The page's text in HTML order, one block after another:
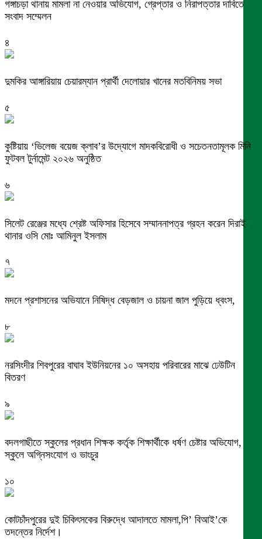
গঙ্গাচড়া থানায় মামলা না নেওয়ার অভিযোগ, গ্রেপ্তার ও নিরাপত্তার দাবিতে
সংবাদ সম্মেলন
৪
দুমকির আঙ্গারিয়ায় চেয়ারম্যান প্রার্থী দেলোয়ার খানের মতবিনিময় সভা
৫
কুষ্টিয়ায় ‘ভিলেজ বয়েজ ক্লাব’র উদ্যোগে মাদকবিরোধী ও সচেতনতামূলক মিনি
ফুটবল টুর্নামেন্ট ২০২৬ অনুষ্ঠিত
৬
সিলেট রেঞ্জের মধ্যে শ্রেষ্ট অফিসার হিসেবে সম্মাননাপত্র গ্রহন করেন দিরাই
থানার ওসি মোঃ আমিনুল ইসলাম
৭
মদনে প্রশাসনের অভিযানে নিষিদ্ধ বেড়জাল ও চায়না জাল পুড়িয়ে ধ্বংস,
৮
নরসিংদীর শিবপুরের বাঘাব ইউনিয়নের ১০ অসহায় পরিবারের মাঝে ঢেউটিন
বিতরণ
৯
বদলগাছীতে স্কুলের প্রধান শিক্ষক কর্তৃক শিক্ষার্থীকে ধর্ষণ চেষ্টার অভিযোগ,
স্কুলে অগ্নিসংযোগ ও ভাংচুর
১০
কোটচাঁদপুরের দুই চিকিৎসকের বিরুদ্ধে আদালতে মামলা,পি’ বিআই’কে
তদন্তের নির্দেশ।